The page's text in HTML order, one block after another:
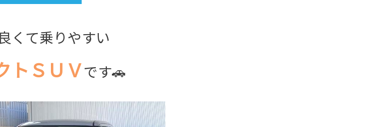
くて乗りやすい
トＳＵＶです🚗